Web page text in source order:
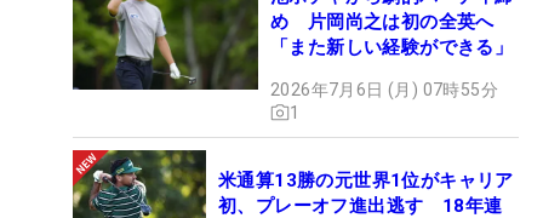
め 片岡尚之は初の全英へ
「また新しい経験ができる」
2026年7月6日 (月) 07時55分
1
米通算13勝の元世界1位がキャリア
初、プレーオフ進出逃す 18年連